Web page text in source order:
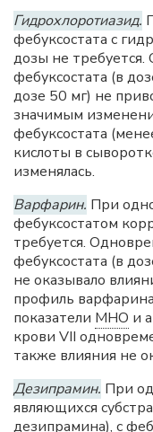
Гидрохлоротиазид.
фебуксостата с
дозы не
фебуксостата (в
дозе 50 мг) не
значимым
фебуксостата
кислоты в
изменялась.
Варфарин. При
фебуксостатом
требуется.
фебуксостата (в
не оказывало
профиль
показатели МНО и
крови VII
также влияния не
Дезипрамин. При
являющихся
дезипрамина), с